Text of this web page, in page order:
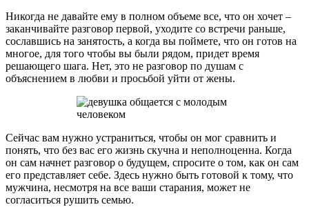
Никогда не давайте ему в полном объеме все, что он хочет –
заканчивайте разговор первой, уходите со встречи раньше,
сославшись на занятость, а когда вы поймете, что он готов на
многое, для того чтобы вы были рядом, придет время
решающего шага. Нет, это не разговор по душам с
объяснением в любви и просьбой уйти от жены.
Сейчас вам нужно устраниться, чтобы он мог сравнить и
понять, что без вас его жизнь скучна и неполноценна. Когда
он сам начнет разговор о будущем, спросите о том, как он сам
его представляет себе. Здесь нужно быть готовой к тому, что
мужчина, несмотря на все ваши старания, может не
согласиться рушить семью.